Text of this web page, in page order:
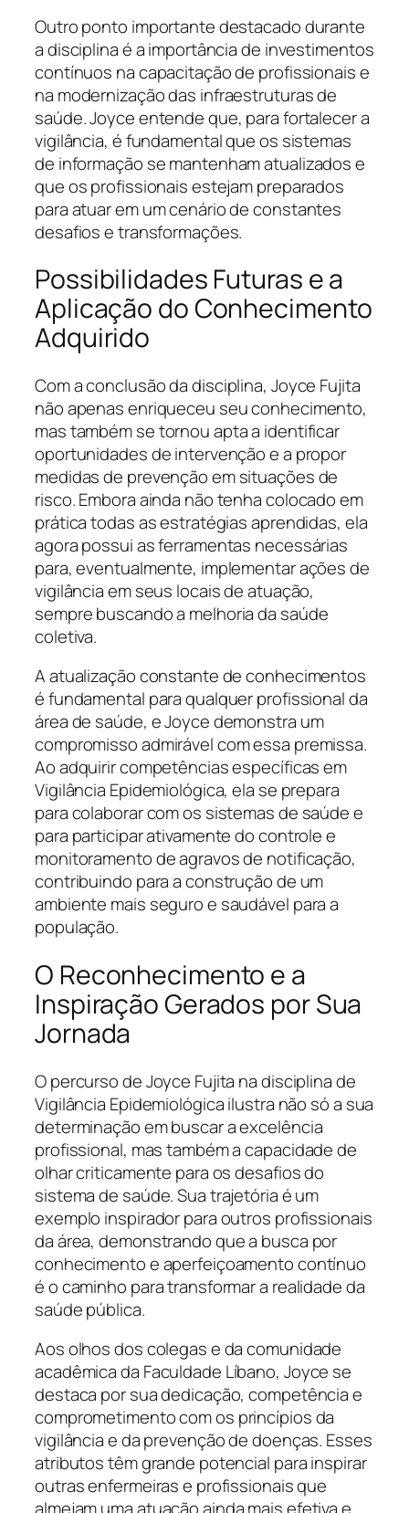
Outro ponto importante destacado durante
a disciplina é a importância de investimentos
contínuos na capacitação de profissionais e
na modernização das infraestruturas de
saúde. Joyce entende que, para fortalecer a
vigilância, é fundamental que os sistemas
de informação se mantenham atualizados e
que os profissionais estejam preparados
para atuar em um cenário de constantes
desafios e transformações.
Possibilidades Futuras e a
Aplicação do Conhecimento
Adquirido
Com a conclusão da disciplina, Joyce Fujita
não apenas enriqueceu seu conhecimento,
mas também se tornou apta a identificar
oportunidades de intervenção e a propor
medidas de prevenção em situações de
risco. Embora ainda não tenha colocado em
prática todas as estratégias aprendidas, ela
agora possui as ferramentas necessárias
para, eventualmente, implementar ações de
vigilância em seus locais de atuação,
sempre buscando a melhoria da saúde
coletiva.
A atualização constante de conhecimentos
é fundamental para qualquer profissional da
área de saúde, e Joyce demonstra um
compromisso admirável com essa premissa.
Ao adquirir competências específicas em
Vigilância Epidemiológica, ela se prepara
para colaborar com os sistemas de saúde e
para participar ativamente do controle e
monitoramento de agravos de notificação,
contribuindo para a construção de um
ambiente mais seguro e saudável para a
população.
O Reconhecimento e a
Inspiração Gerados por Sua
Jornada
O percurso de Joyce Fujita na disciplina de
Vigilância Epidemiológica ilustra não só a sua
determinação em buscar a excelência
profissional, mas também a capacidade de
olhar criticamente para os desafios do
sistema de saúde. Sua trajetória é um
exemplo inspirador para outros profissionais
da área, demonstrando que a busca por
conhecimento e aperfeiçoamento contínuo
é o caminho para transformar a realidade da
saúde pública.
Aos olhos dos colegas e da comunidade
acadêmica da Faculdade Líbano, Joyce se
destaca por sua dedicação, competência e
comprometimento com os princípios da
vigilância e da prevenção de doenças. Esses
atributos têm grande potencial para inspirar
outras enfermeiras e profissionais que